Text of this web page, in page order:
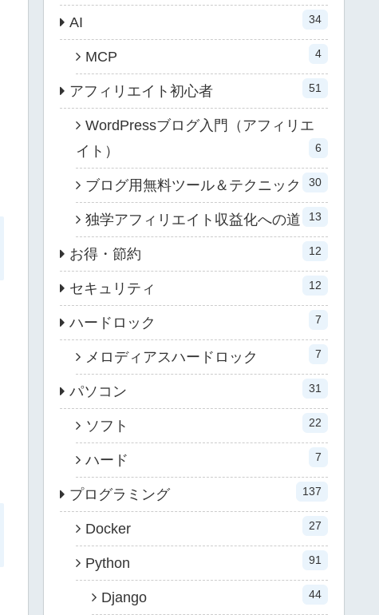
AI 34
MCP 4
アフィリエイト初心者 51
WordPressブログ入門（アフィリエ
イト）
6
ブログ用無料ツール＆テクニック 30
独学アフィリエイト収益化への道 13
お得・節約 12
セキュリティ 12
ハードロック 7
メロディアスハードロック 7
パソコン 31
ソフト 22
ハード 7
プログラミング 137
Docker 27
Python 91
Django 44